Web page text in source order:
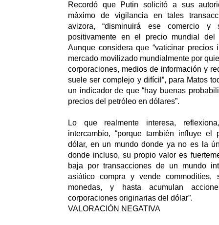
Recordó que Putin solicitó a sus
máximo de vigilancia en tales
avizora, “disminuirá ese comercio y
positivamente en el precio mundial del
Aunque considera que “vaticinar precios
mercado movilizado mundialmente por
corporaciones, medios de información y
suele ser complejo y difícil”, para Matos
un indicador de que “hay buenas
precios del petróleo en dólares”.
Lo que realmente interesa,
intercambio, “porque también influye el
dólar, en un mundo donde ya no es la
donde incluso, su propio valor es
baja por transacciones de un mundo
asiático compra y vende commodities,
monedas, y hasta acumulan
corporaciones originarias del dólar”.
VALORACIÓN NEGATIVA